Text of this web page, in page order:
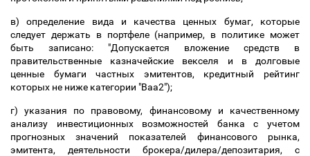
в) определение вида и качества ценных бумаг, которые
следует держать в портфеле (например, в политике может
быть записано: "Допускается вложение средств в
правительственные казначейские векселя и в долговые
ценные бумаги частных эмитентов, кредитный рейтинг
которых не ниже категории "Ваа2");
г) указания по правовому, финансовому и качественному
анализу инвестиционных возможностей банка с учетом
прогнозных значений показателей финансового рынка,
эмитента, деятельности брокера/дилера/депозитария, с